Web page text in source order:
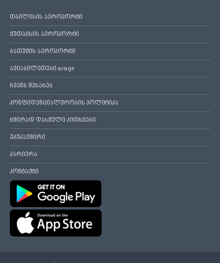
თბილისის აეროპორტი
ქუთაისის აეროპორტი
ბათუმის აეროპორტი
ავიაბილეთები avia.ge
ჩვენს შესახებ
კონფიდენციალურობის პოლიტიკა
ხშირად დასმული კითხვები
უკუკავშირი
კარიერა
კონტაქტი